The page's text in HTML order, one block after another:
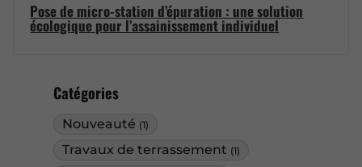
Catégories
Nouveauté (1)
Travaux de terrassement (1)
Pose de micro-station d’épuration : une solution
écologique pour l’assainissement individuel